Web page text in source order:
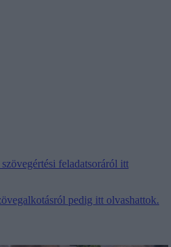
feladatsoráról itt
pedig itt olvashattok.